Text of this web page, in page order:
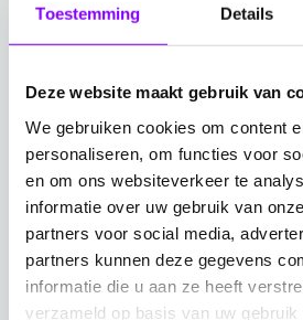
Toestemming Details
Deze website maakt gebruik van
We gebruiken cookies om content
personaliseren, om functies voor
en om ons websiteverkeer te
informatie over uw gebruik van
partners voor social media,
partners kunnen deze gegevens
informatie die u aan ze heeft
verzameld op basis van uw gebruik
van data binnen jouw
Hoe de AI HUB inzicht geeft
Hoe Compliance Manager
jouw organisatie voldoet aan
richtlijnen.
Wat de veelgestelde
rondom Copilot, data en
Van theorie naar praktijk: